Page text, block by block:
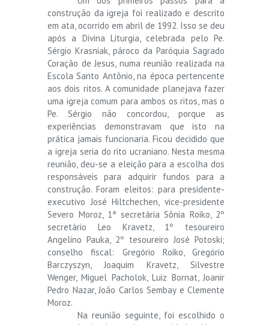
construção da igreja foi realizado e descrito
em ata, ocorrido em abril de 1992. Isso se deu
após a Divina Liturgia, celebrada pelo Pe.
Sérgio Krasniak, pároco da Paróquia Sagrado
Coração de Jesus, numa reunião realizada na
Escola Santo Antônio, na época pertencente
aos dois ritos. A comunidade planejava fazer
uma igreja comum para ambos os ritos, mas o
Pe. Sérgio não concordou, porque as
experiências demonstravam que isto na
prática jamais funcionaria. Ficou decidido que
a igreja seria do rito ucraniano. Nesta mesma
reunião, deu-se a eleição para a escolha dos
responsáveis para adquirir fundos para a
construção. Foram eleitos: para presidente-
executivo José Hiltchechen, vice-presidente
Severo Moroz, 1ª secretária Sônia Roiko, 2º
secretário Leo Kravetz, 1º tesoureiro
Angelino Pauka, 2º tesoureiro José Potoski;
conselho fiscal: Gregório Roiko, Gregório
Barczyszyn, Joaquim Kravetz, Silvestre
Wenger, Miguel Pacholok, Luiz Bornat, Joanir
Pedro Nazar, João Carlos Sembay e Clemente
Moroz.
Na reunião seguinte, foi escolhido o